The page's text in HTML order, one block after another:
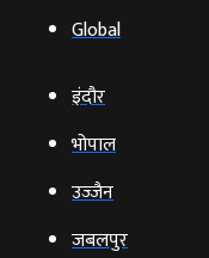
Global
इंदौर
भोपाल
उज्‍जैन
जबलपुर